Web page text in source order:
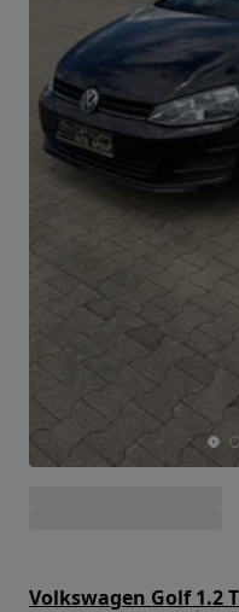
Volkswagen Golf 1.2